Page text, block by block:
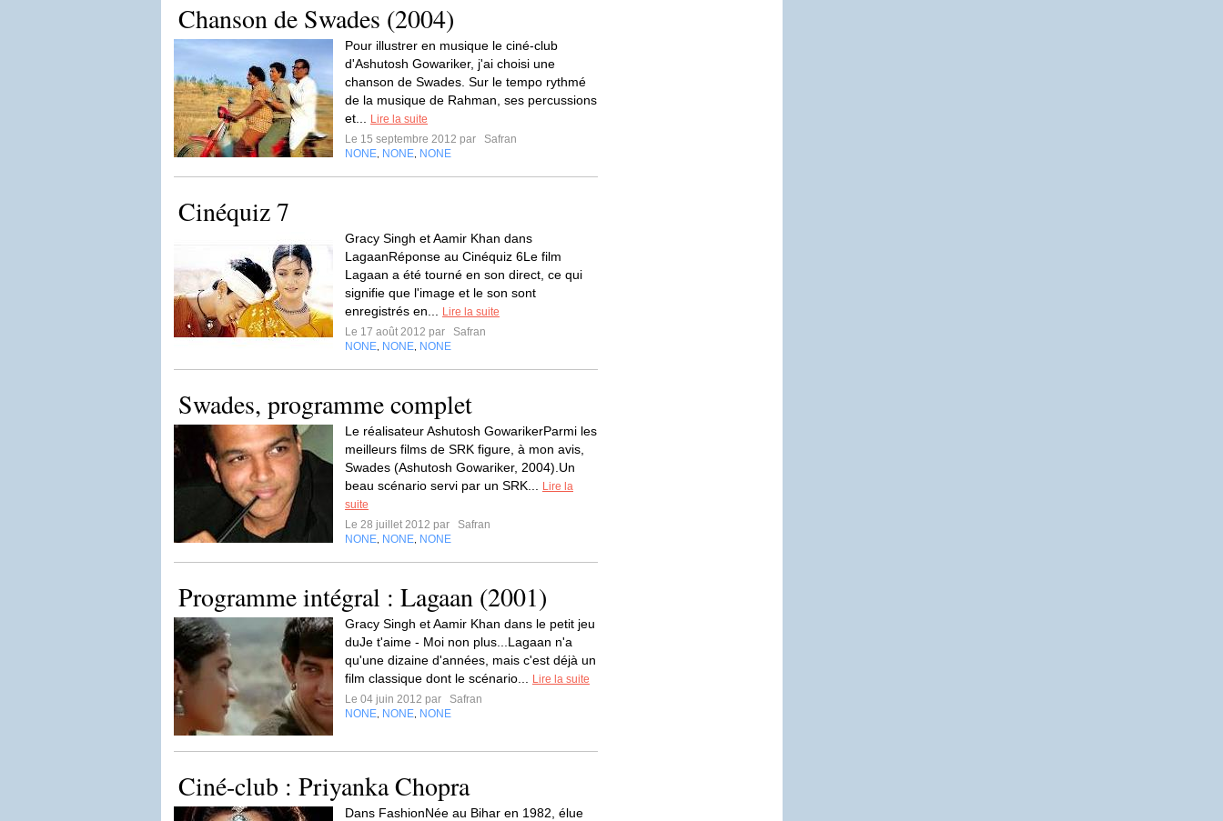
Chanson de Swades (2004)
Pour illustrer en musique le ciné-club
d'Ashutosh Gowariker, j'ai choisi une
chanson de Swades. Sur le tempo rythmé
de la musique de Rahman, ses percussions
et...
Lire la suite
Le 15 septembre 2012 par
Safran
NONE NONE NONE
Cinéquiz 7
Gracy Singh et Aamir Khan dans
LagaanRéponse au Cinéquiz 6Le film
Lagaan a été tourné en son direct, ce qui
signifie que l'image et le son sont
enregistrés en...
Lire la suite
Le 17 août 2012 par
Safran
NONE NONE NONE
Swades, programme complet
Le réalisateur Ashutosh GowarikerParmi les
meilleurs films de SRK figure, à mon avis,
Swades (Ashutosh Gowariker, 2004).Un
beau scénario servi par un SRK...
Lire la
suite
Le 28 juillet 2012 par
Safran
NONE NONE NONE
Programme intégral : Lagaan (2001)
Gracy Singh et Aamir Khan dans le petit jeu
duJe t'aime - Moi non plus...Lagaan n'a
qu'une dizaine d'années, mais c'est déjà un
film classique dont le scénario...
Lire la suite
Le 04 juin 2012 par
Safran
NONE NONE NONE
Ciné-club : Priyanka Chopra
Dans FashionNée au Bihar en 1982, élue